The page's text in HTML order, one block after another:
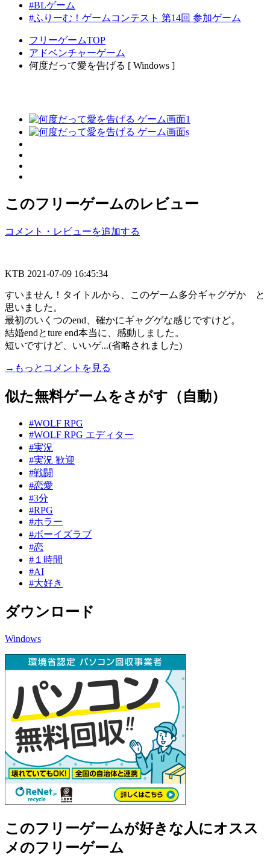
#BLゲーム
#ふりーむ！ゲームコンテスト 第14回 参加ゲーム
フリーゲームTOP
アドベンチャーゲーム
何度だって愛を告げる [ Windows ]
このフリーゲームのレビュー
コメント・レビューを追加する
KTB 2021-07-09 16:45:34
すいません！タイトルから、このゲーム多分ギャグゲか と
思いました。
最初のいくつのend、確かにギャグゲな感じですけど。
結婚endとture end本当に、感動しました。
短いですけど、いいゲ...(省略されました)
→もっとコメントを見る
似た無料ゲームをさがす（自動）
#WOLF RPG
#WOLF RPG エディター
#実況
#実況 歓迎
#戦闘
#恋愛
#3分
#RPG
#ホラー
#ボーイズラブ
#恋
#１時間
#AI
#大好き
ダウンロード
Windows
このフリーゲームが好きな人にオスス
メのフリーゲーム